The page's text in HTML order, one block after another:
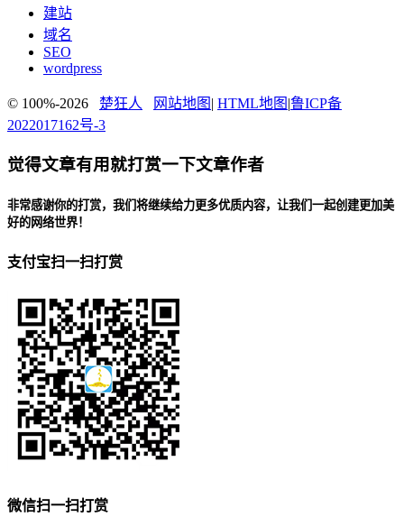
建站
域名
SEO
wordpress
© 100%-2026 楚狂人 网站地图 | HTML地图 |鲁ICP备
2022017162号-3
觉得文章有用就打赏一下文章作者
非常感谢你的打赏，我们将继续给力更多优质内容，让我们一起创建更加美
好的网络世界！
支付宝扫一扫打赏
微信扫一扫打赏